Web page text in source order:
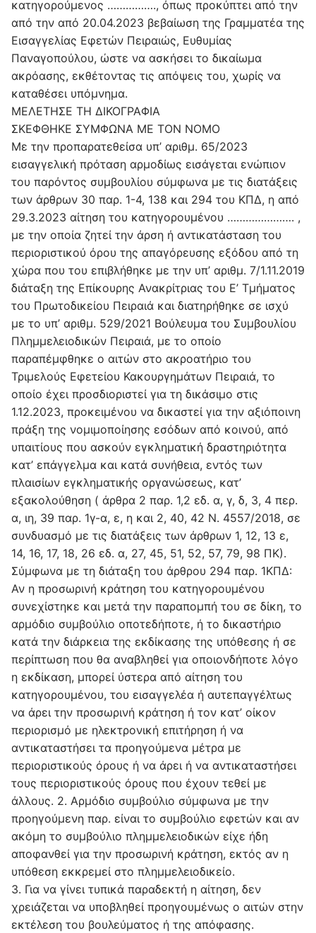
κατηγορούμενος ……………., όπως προκύπτει από την
από την από 20.04.2023 βεβαίωση της Γραμματέα της
Εισαγγελίας Εφετών Πειραιώς, Ευθυμίας
Παναγοπούλου, ώστε να ασκήσει το δικαίωμα
ακρόασης, εκθέτοντας τις απόψεις του, χωρίς να
καταθέσει υπόμνημα.
ΜΕΛΕΤΗΣΕ ΤΗ ΔΙΚΟΓΡΑΦΙΑ
ΣΚΕΦΘΗΚΕ ΣΥΜΦΩΝΑ ΜΕ ΤΟΝ ΝΟΜΟ
Με την προπαρατεθείσα υπ’ αριθμ. 65/2023
εισαγγελική πρόταση αρμοδίως εισάγεται ενώπιον
του παρόντος συμβουλίου σύμφωνα με τις διατάξεις
των άρθρων 30 παρ. 1-4, 138 και 294 του ΚΠΔ, η από
29.3.2023 αίτηση του κατηγορουμένου …………………. ,
με την οποία ζητεί την άρση ή αντικατάσταση του
περιοριστικού όρου της απαγόρευσης εξόδου από τη
χώρα που του επιβλήθηκε με την υπ’ αριθμ. 7/1.11.2019
διάταξη της Επίκουρης Ανακρίτριας του Ε’ Τμήματος
του Πρωτοδικείου Πειραιά και διατηρήθηκε σε ισχύ
με το υπ’ αριθμ. 529/2021 Βούλευμα του Συμβουλίου
Πλημμελειοδικών Πειραιά, με το οποίο
παραπέμφθηκε ο αιτών στο ακροατήριο του
Τριμελούς Εφετείου Κακουργημάτων Πειραιά, το
οποίο έχει προσδιοριστεί για τη δικάσιμο στις
1.12.2023, προκειμένου να δικαστεί για την αξιόποινη
πράξη της νομιμοποίησης εσόδων από κοινού, από
υπαιτίους που ασκούν εγκληματική δραστηριότητα
κατ’ επάγγελμα και κατά συνήθεια, εντός των
πλαισίων εγκληματικής οργανώσεως, κατ’
εξακολούθηση ( άρθρα 2 παρ. 1,2 εδ. α, γ, δ, 3, 4 περ.
α, ιη, 39 παρ. 1γ-α, ε, η και 2, 40, 42 Ν. 4557/2018, σε
συνδυασμό με τις διατάξεις των άρθρων 1, 12, 13 ε,
14, 16, 17, 18, 26 εδ. α, 27, 45, 51, 52, 57, 79, 98 ΠΚ).
Σύμφωνα με τη διάταξη του άρθρου 294 παρ. 1ΚΠΔ:
Αν η προσωρινή κράτηση του κατηγορουμένου
συνεχίστηκε και μετά την παραπομπή του σε δίκη, το
αρμόδιο συμβούλιο οποτεδήποτε, ή το δικαστήριο
κατά την διάρκεια της εκδίκασης της υπόθεσης ή σε
περίπτωση που θα αναβληθεί για οποιονδήποτε λόγο
η εκδίκαση, μπορεί ύστερα από αίτηση του
κατηγορουμένου, του εισαγγελέα ή αυτεπαγγέλτως
να άρει την προσωρινή κράτηση ή τον κατ’ οίκον
περιορισμό με ηλεκτρονική επιτήρηση ή να
αντικαταστήσει τα προηγούμενα μέτρα με
περιοριστικούς όρους ή να άρει ή να αντικαταστήσει
τους περιοριστικούς όρους που έχουν τεθεί με
άλλους. 2. Αρμόδιο συμβούλιο σύμφωνα με την
προηγούμενη παρ. είναι το συμβούλιο εφετών και αν
ακόμη το συμβούλιο πλημμελειοδικών είχε ήδη
αποφανθεί για την προσωρινή κράτηση, εκτός αν η
υπόθεση εκκρεμεί στο πλημμελειοδικείο.
3. Για να γίνει τυπικά παραδεκτή η αίτηση, δεν
χρειάζεται να υποβληθεί προηγουμένως ο αιτών στην
εκτέλεση του βουλεύματος ή της απόφασης.